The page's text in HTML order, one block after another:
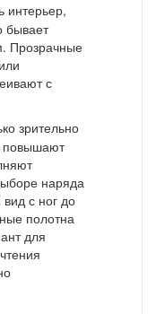
интерьер,
бывает
Прозрачные
с
зрительно
повышают
наряда
с ног до
полотна
для